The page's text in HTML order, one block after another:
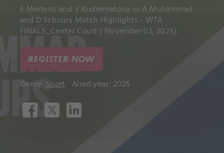
E Mertens and V Kudermetova vs A Muhammad
and D Schuurs Match Highlights - WTA
FINALS_Center Court ( November 03, 2025).
REGISTER NOW
Genre: Sport Aired year: 2025